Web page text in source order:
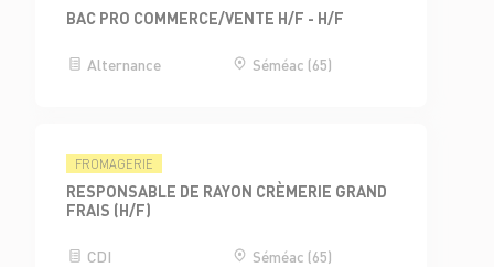
BAC PRO COMMERCE/VENTE H/F - H/F
Alternance Séméac (65)
FROMAGERIE
RESPONSABLE DE RAYON CRÈMERIE GRAND
FRAIS (H/F)
CDI Séméac (65)